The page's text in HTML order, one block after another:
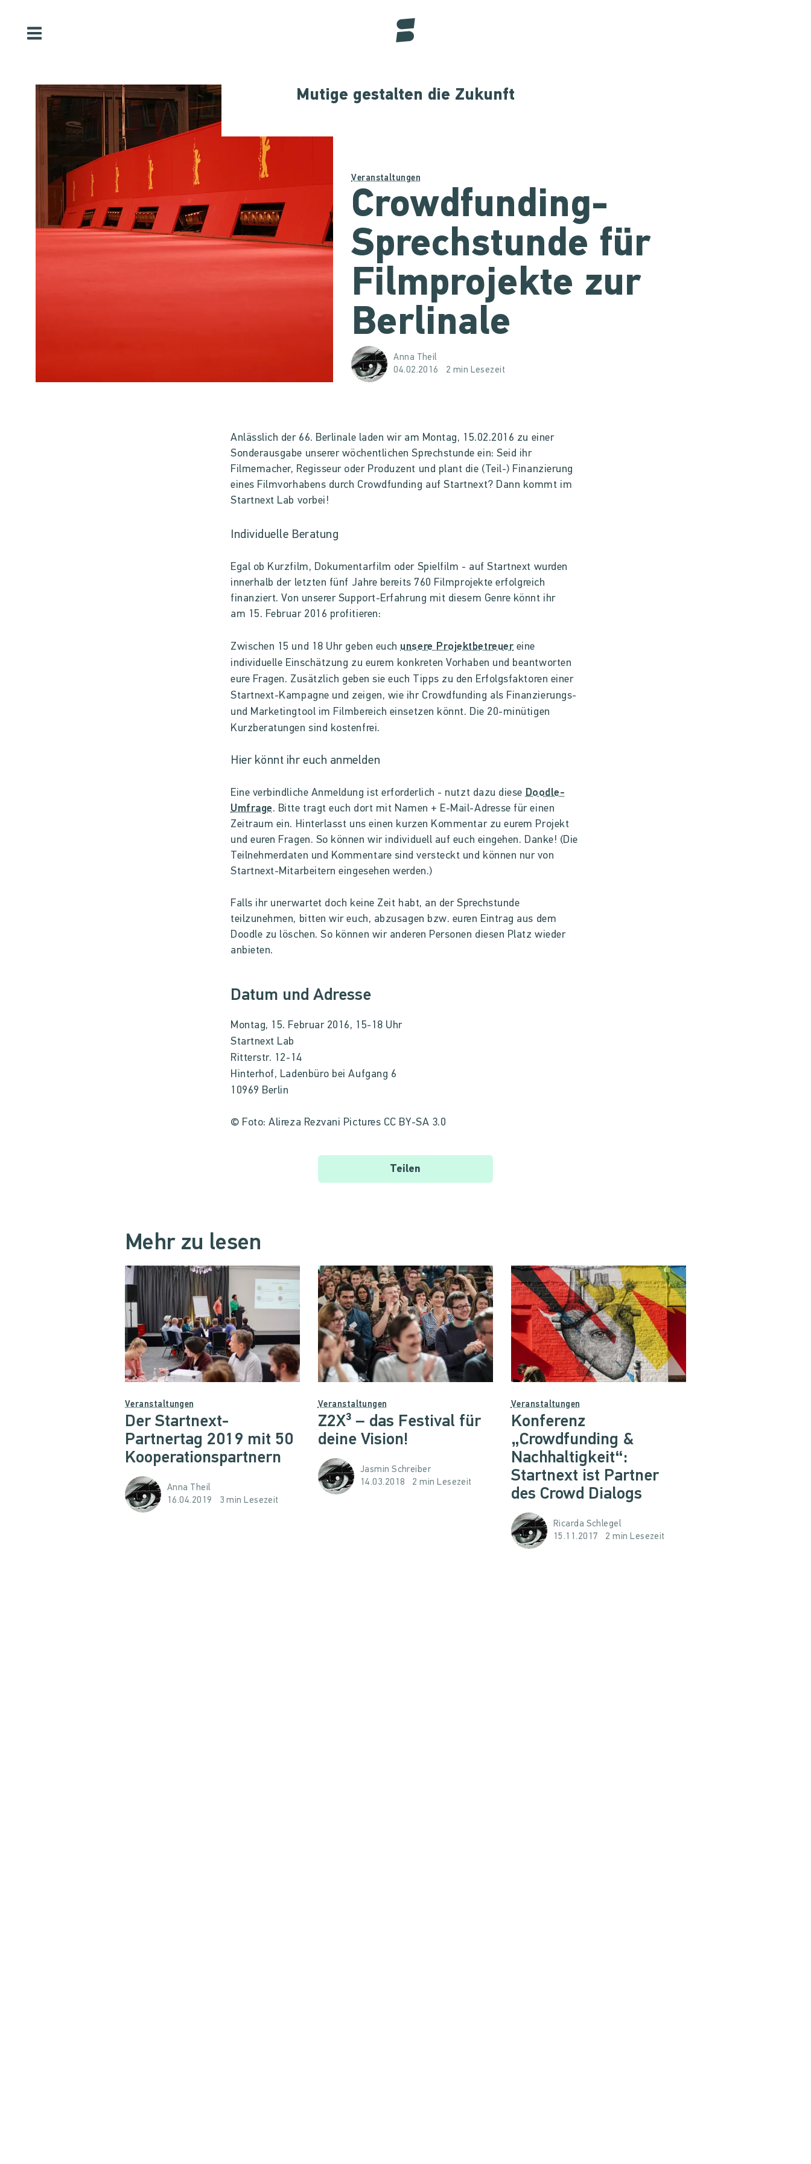
Mutige gestalten die Zukunft
Veranstaltungen
Crowdfunding-
Sprechstunde für
Filmprojekte zur
Berlinale
Anna Theil
04.02.2016
2 min Lesezeit
Anlässlich der 66. Berlinale laden wir am Montag, 15.02.2016 zu einer
Sonderausgabe unserer wöchentlichen Sprechstunde ein: Seid ihr
Filmemacher, Regisseur oder Produzent und plant die (Teil-) Finanzierung
eines Filmvorhabens durch Crowdfunding auf Startnext? Dann kommt im
Startnext Lab vorbei!
Individuelle Beratung
Egal ob Kurzfilm, Dokumentarfilm oder Spielfilm - auf Startnext wurden
innerhalb der letzten fünf Jahre bereits 760 Filmprojekte erfolgreich
finanziert. Von unserer Support-Erfahrung mit diesem Genre könnt ihr
am 15. Februar 2016 profitieren:
Zwischen 15 und 18 Uhr geben euchunsere Projektbetreuer eine
individuelle Einschätzung zu eurem konkreten Vorhaben und beantworten
eure Fragen. Zusätzlich geben sie euch Tipps zu den Erfolgsfaktoren einer
Startnext-Kampagne und zeigen, wie ihr Crowdfunding als Finanzierungs-
und Marketingtool im Filmbereich einsetzen könnt. Die 20-minütigen
Kurzberatungen sind kostenfrei.
Hier könnt ihr euch anmelden
Eine verbindliche Anmeldung ist erforderlich - nutzt dazu dieseDoodle-
Umfrage. Bitte tragt euch dort mit Namen + E-Mail-Adresse für einen
Zeitraum ein. Hinterlasst uns einen kurzen Kommentar zu eurem Projekt
und euren Fragen. So können wir individuell auf euch eingehen. Danke! (Die
Teilnehmerdaten und Kommentare sind versteckt und können nur von
Startnext-Mitarbeitern eingesehen werden.)
Falls ihr unerwartet doch keine Zeit habt, an der Sprechstunde
teilzunehmen, bitten wir euch, abzusagen bzw. euren Eintrag aus dem
Doodle zu löschen. So können wir anderen Personen diesen Platz wieder
anbieten.
Datum und Adresse
Montag, 15. Februar 2016, 15-18 Uhr
Startnext Lab
Ritterstr. 12-14
Hinterhof, Ladenbüro bei Aufgang 6
10969 Berlin
© Foto: Alireza Rezvani Pictures CC BY-SA 3.0
Teilen
Mehr zu lesen
Veranstaltungen
Der Startnext-
Partnertag 2019 mit 50
Kooperationspartnern
Anna Theil
16.04.2019
3 min Lesezeit
Veranstaltungen
Z2X³ – das Festival für
deine Vision!
Jasmin Schreiber
14.03.2018
2 min Lesezeit
Veranstaltungen
Konferenz
„Crowdfunding &
Nachhaltigkeit“:
Startnext ist Partner
des Crowd Dialogs
Ricarda Schlegel
15.11.2017
2 min Lesezeit